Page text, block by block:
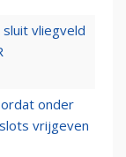
vliegveld
onder
vrijgeven